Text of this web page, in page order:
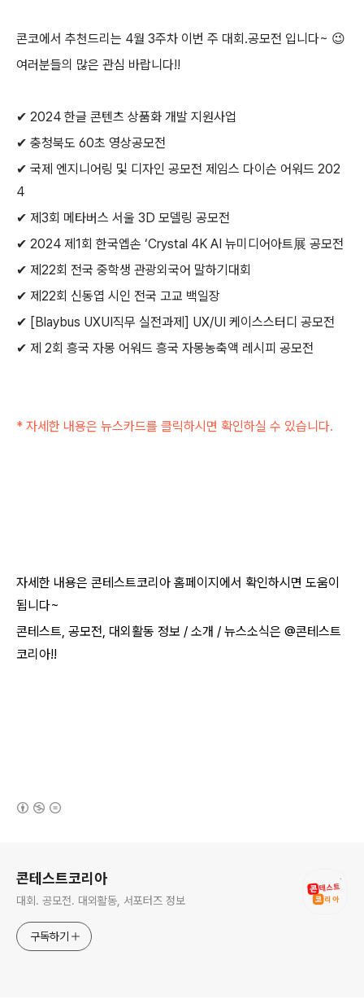
콘코에서 추천드리는 4월 3주차 이번 주 대회.공모전 입니다~ 😉
여러분들의 많은 관심 바랍니다!!
✔ 2024 한글 콘텐츠 상품화 개발 지원사업
✔ 충청북도 60초 영상공모전
✔ 국제 엔지니어링 및 디자인 공모전 제임스 다이슨 어워드 202
4
✔ 제3회 메타버스 서울 3D 모델링 공모전
✔ 2024 제1회 한국엡손 ‘Crystal 4K AI 뉴미디어아트展 공모전
✔ 제22회 전국 중학생 관광외국어 말하기대회
✔ 제22회 신동엽 시인 전국 고교 백일장
✔ [Blaybus UXUI직무 실전과제] UX/UI 케이스스터디 공모전
✔ 제 2회 흥국 자몽 어워드 흥국 자몽농축액 레시피 공모전
* 자세한 내용은 뉴스카드를 클릭하시면 확인하실 수 있습니다.
자세한 내용은 콘테스트코리아 홈페이지에서 확인하시면 도움이
됩니다~​
콘테스트, 공모전, 대외활동 정보 / 소개 / 뉴스소식은 @콘테스트
코리아!!
콘테스트코리아
대회. 공모전. 대외활동, 서포터즈 정보
구독하기